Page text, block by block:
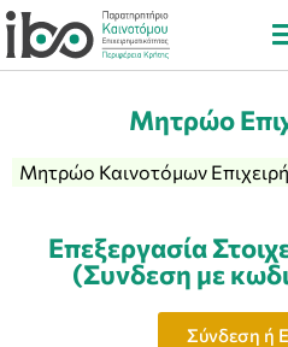
Μητρώο
Μητρώο Καινοτόμων
Επεξεργασία
(Συνδεση με
Σύνδεση ή